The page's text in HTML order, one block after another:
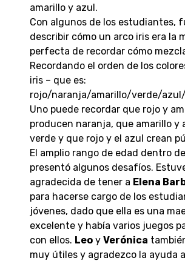
amarillo y azul.
Con algunos de los estudiantes,
describir cómo un arco iris era la
perfecta de recordar cómo
Recordando el orden de los
iris – que es:
rojo/naranja/amarillo/verde/
Uno puede recordar que rojo y
producen naranja, que amarillo y
verde y que rojo y el azul crean
El amplio rango de edad dentro
presentó algunos desafíos.
agradecida de tener a Elena
para hacerse cargo de los
jóvenes, dado que ella es una
excelente y había varios juegos
con ellos. Leo yVerónica
muy útiles y agradezco la ayuda